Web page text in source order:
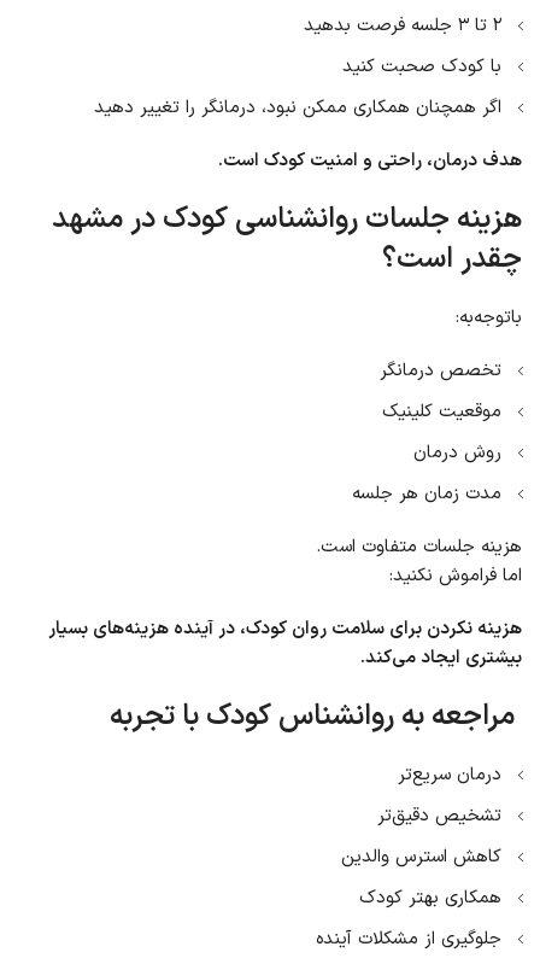
۲ تا ۳ جلسه فرصت بدهید
با کودک صحبت کنید
اگر همچنان همکاری ممکن نبود، درمانگر را تغییر دهید
هدف درمان، راحتی و امنیت کودک است.
هزینه جلسات روانشناسی کودک در مشهد
چقدر است؟
باتوجه‌به:
تخصص درمانگر
موقعیت کلینیک
روش درمان
مدت زمان هر جلسه
هزینه جلسات متفاوت است.
اما فراموش نکنید:
هزینه نکردن برای سلامت روان کودک، در آینده هزینه‌های بسیار
بیشتری ایجاد می‌کند.
مراجعه به روانشناس کودک با تجربه
درمان سریع‌تر
تشخیص دقیق‌تر
کاهش استرس والدین
همکاری بهتر کودک
جلوگیری از مشکلات آینده